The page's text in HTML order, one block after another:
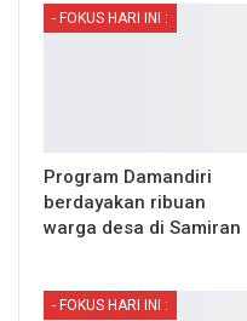
- FOKUS HARI INI :
Program Damandiri
berdayakan ribuan
warga desa di Samiran
- FOKUS HARI INI :